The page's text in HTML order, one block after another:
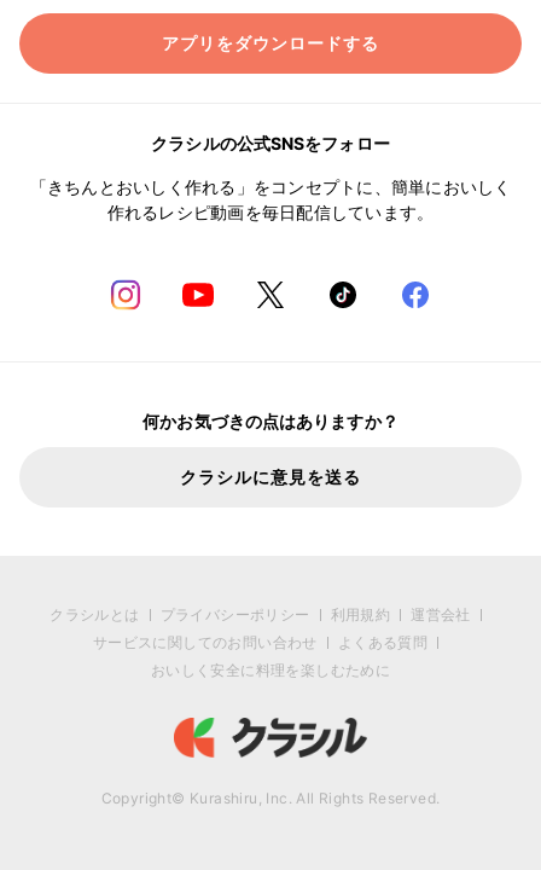
アプリをダウンロードする
クラシルの公式SNSをフォロー
「きちんとおいしく作れる」をコンセプトに、簡単においしく
作れるレシピ動画を毎日配信しています。
何かお気づきの点はありますか？
クラシルに意見を送る
クラシルとは プライバシーポリシー 利用規約
運営会社
サービスに関してのお問い合わせ
よくある質問
おいしく安全に料理を楽しむために
Copyright© Kurashiru, Inc. All Rights Reserved.